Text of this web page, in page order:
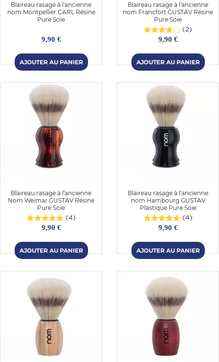
Blaireau rasage à l'ancienne
nom Montpellier CARL Résine
Pure Soie
9,90 €
Blaireau rasage à l'ancienne
nom Francfort GUSTAV Résine
Pure Soie
(2)
9,90 €
Blaireau rasage à l'ancienne
Nom Weimar GUSTAV Résine
Pure Soie
(4)
9,90 €
Blaireau rasage à l'ancienne
nom Hambourg GUSTAV
Plastique Pure Soie
(4)
9,90 €